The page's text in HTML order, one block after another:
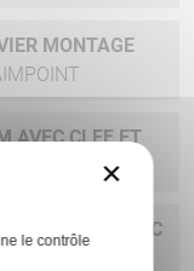
MONTAGE
AVEC CLEF ET
SAFARI AVEC
×
le contrôle